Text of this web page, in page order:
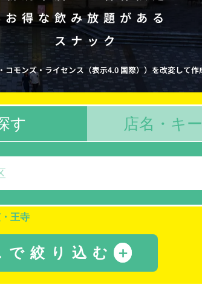
お得な飲み放題がある
スナック
モンズ・ライセンス（表示4.0 国際））を改変して作
す 店名・キ
王寺
絞り込む ＋